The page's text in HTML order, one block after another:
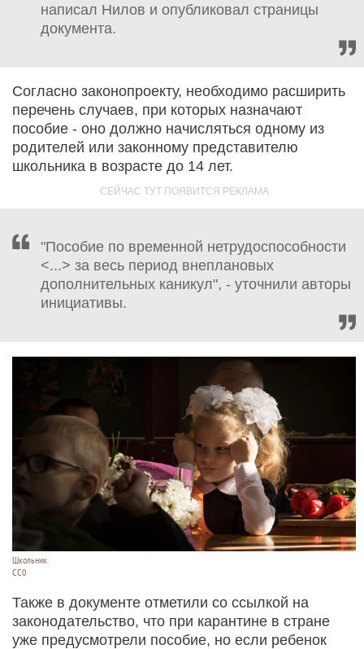
написал Нилов и опубликовал страницы
документа.
Согласно законопроекту, необходимо расширить
перечень случаев, при которых назначают
пособие - оно должно начисляться одному из
родителей или законному представителю
школьника в возрасте до 14 лет.
"Пособие по временной нетрудоспособности
<...> за весь период внеплановых
дополнительных каникул", - уточнили авторы
инициативы.
Школьник.
СС0
Также в документе отметили со ссылкой на
законодательство, что при карантине в стране
уже предусмотрели пособие, но если ребенок